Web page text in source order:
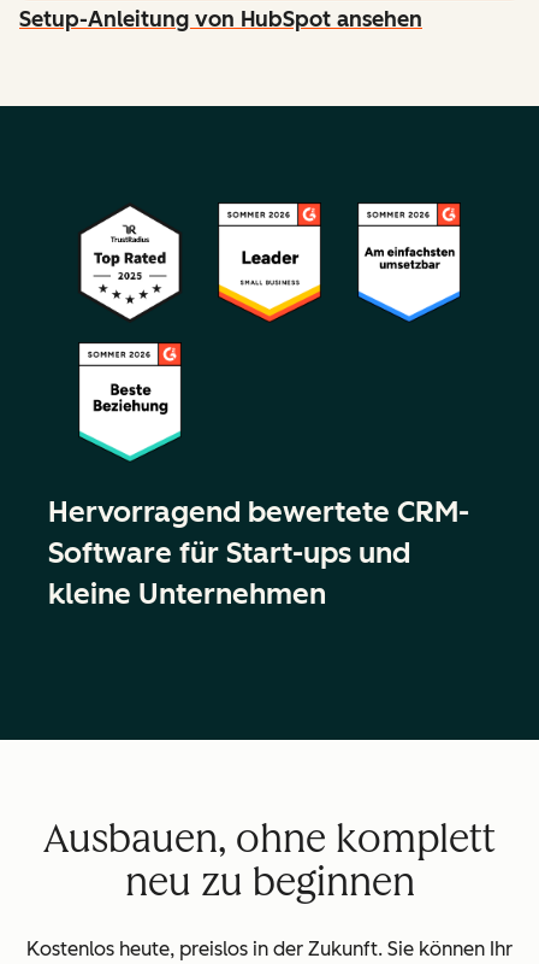
Setup-Anleitung von HubSpot ansehen
Hervorragend bewertete CRM-
Software für Start-ups und
kleine Unternehmen
Ausbauen, ohne komplett
neu zu beginnen
Kostenlos heute, preislos in der Zukunft. Sie können Ihr